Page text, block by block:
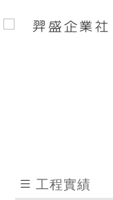
羿盛企業社
工程實績